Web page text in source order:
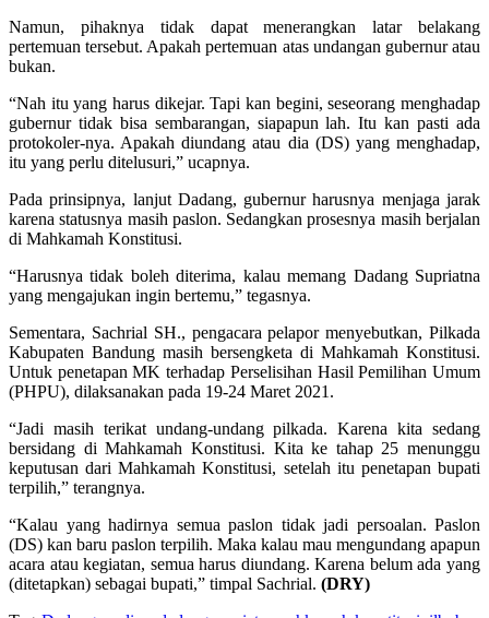
Namun, pihaknya tidak dapat menerangkan latar belakang
pertemuan tersebut. Apakah pertemuan atas undangan gubernur atau
bukan.
“Nah itu yang harus dikejar. Tapi kan begini, seseorang menghadap
gubernur tidak bisa sembarangan, siapapun lah. Itu kan pasti ada
protokoler-nya. Apakah diundang atau dia (DS) yang menghadap,
itu yang perlu ditelusuri,” ucapnya.
Pada prinsipnya, lanjut Dadang, gubernur harusnya menjaga jarak
karena statusnya masih paslon. Sedangkan prosesnya masih berjalan
di Mahkamah Konstitusi.
“Harusnya tidak boleh diterima, kalau memang Dadang Supriatna
yang mengajukan ingin bertemu,” tegasnya.
Sementara, Sachrial SH., pengacara pelapor menyebutkan, Pilkada
Kabupaten Bandung masih bersengketa di Mahkamah Konstitusi.
Untuk penetapan MK terhadap Perselisihan Hasil Pemilihan Umum
(PHPU), dilaksanakan pada 19-24 Maret 2021.
“Jadi masih terikat undang-undang pilkada. Karena kita sedang
bersidang di Mahkamah Konstitusi. Kita ke tahap 25 menunggu
keputusan dari Mahkamah Konstitusi, setelah itu penetapan bupati
terpilih,” terangnya.
“Kalau yang hadirnya semua paslon tidak jadi persoalan. Paslon
(DS) kan baru paslon terpilih. Maka kalau mau mengundang apapun
acara atau kegiatan, semua harus diundang. Karena belum ada yang
(ditetapkan) sebagai bupati,” timpal Sachrial. (DRY)